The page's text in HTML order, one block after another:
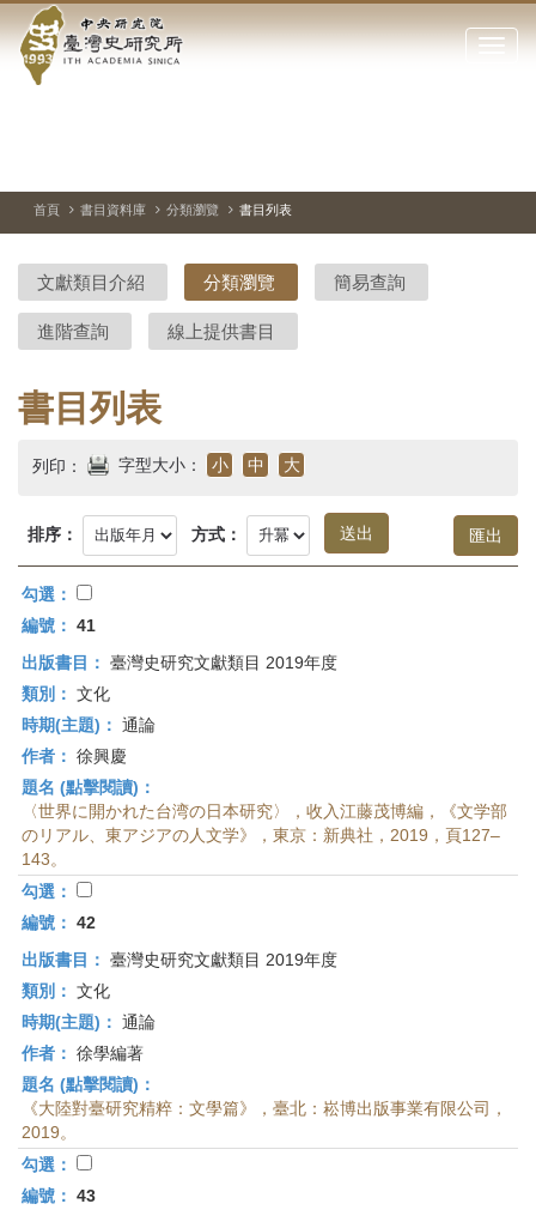
到中
央
院-
臺
灣
史
研
究
首
頁
點
閉
站
停、
圖
圖
結
首頁 書目資料庫 分類瀏覽 書目列表
文獻類目介紹 分類瀏覽 簡易查詢
進階查詢 線上提供書目
書目列表
列印： 字型大小： 小 中 大
排序： 方式：
勾選：
編號： 41
出版書目： 臺灣史研究文獻類目 2019年度
類別： 文化
時期(主題)： 通論
作者： 徐興慶
題名 (點擊閱讀)：
〈世界に開かれた台湾の日本研究〉，收入江藤茂博編，《文学部
のリアル、東アジアの人文学》，東京：新典社，2019，頁127–
143。
勾選：
編號： 42
出版書目： 臺灣史研究文獻類目 2019年度
類別： 文化
時期(主題)： 通論
作者： 徐學編著
題名 (點擊閱讀)：
《大陸對臺研究精粹：文學篇》，臺北：崧博出版事業有限公司，
2019。
勾選：
編號： 43